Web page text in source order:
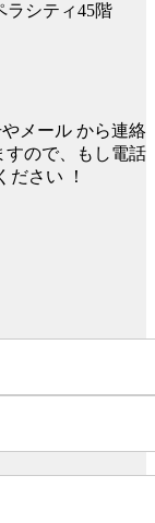
ラシティ45階
メール から連絡
すので、もし電話
ださい ！